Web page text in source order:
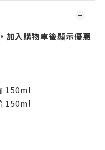
加入購物車後顯示優惠
150ml
150ml